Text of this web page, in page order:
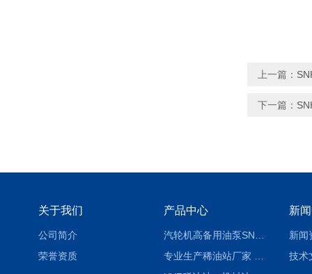
上一篇：
下一篇：
关于我们
公司简介
荣誉资质
产品中心 新
新闻
技术